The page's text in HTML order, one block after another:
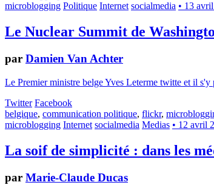
microblogging Politique Internet socialmedia • 13
Le Nuclear Summit de
par Damien Van Achter
Le Premier ministre belge Yves Leterme twitte et il
Twitter Facebook
belgique, communication politique, flickr,
microblogging Internet socialmedia Medias • 12 avril
La soif de simplicité : dans les
par Marie-Claude Ducas